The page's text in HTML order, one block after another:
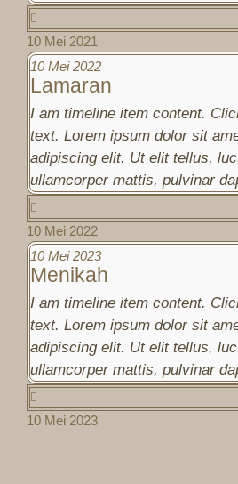
10 Mei 2021
10 Mei 2022
Lamaran
I am timeline item content.
text. Lorem ipsum dolor sit
adipiscing elit. Ut elit tellus,
ullamcorper mattis, pulvinar
10 Mei 2022
10 Mei 2023
Menikah
I am timeline item content.
text. Lorem ipsum dolor sit
adipiscing elit. Ut elit tellus,
ullamcorper mattis, pulvinar
10 Mei 2023